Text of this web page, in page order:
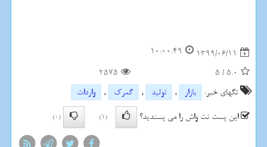
1399/06/11
10:00:49
5.0
/
5
2575
تگهای خبر:
بازار , تولید , گمرك ,
واردات
این پست نت واش را می پسندید؟
(1)
(0)